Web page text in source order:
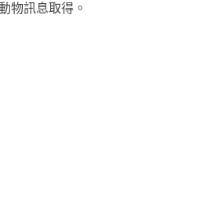
物訊息取得。